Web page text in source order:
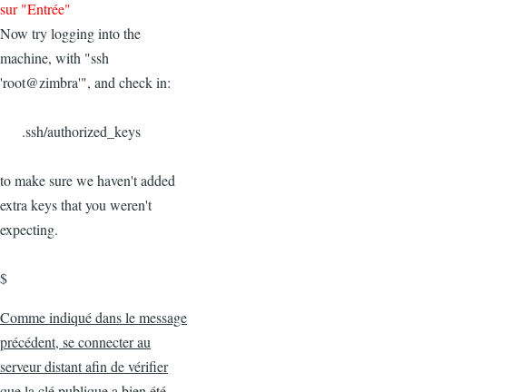
sur "Entrée"
Now try logging into the
machine, with "ssh
'root@zimbra'", and check in:
.ssh/authorized_keys
to make sure we haven't added
extra keys that you weren't
expecting.
$
Comme indiqué dans le message
précédent, se connecter au
serveur distant afin de vérifier